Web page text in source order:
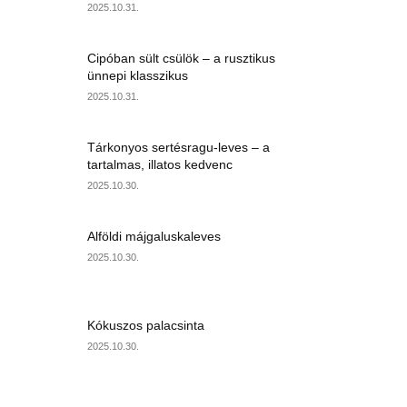
2025.10.31.
Cipóban sült csülök – a rusztikus
ünnepi klasszikus
2025.10.31.
Tárkonyos sertésragu-leves – a
tartalmas, illatos kedvenc
2025.10.30.
Alföldi májgaluskaleves
2025.10.30.
Kókuszos palacsinta
2025.10.30.